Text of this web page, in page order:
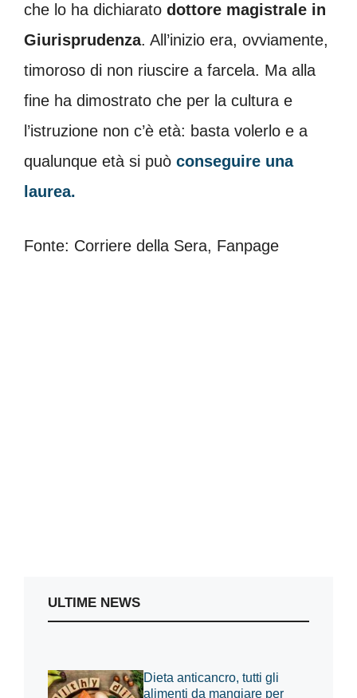
che lo ha dichiarato dottore magistrale in
Giurisprudenza. All’inizio era, ovviamente,
timoroso di non riuscire a farcela. Ma alla
fine ha dimostrato che per la cultura e
l’istruzione non c’è età: basta volerlo e a
qualunque età si può conseguire una
laurea.
Fonte: Corriere della Sera, Fanpage
ULTIME NEWS
Dieta anticancro, tutti gli
alimenti da mangiare per